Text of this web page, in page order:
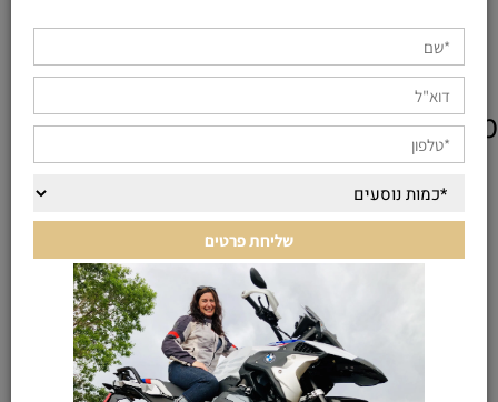
מוצרים אחרונים שנצפו
KEEP IN TOUCH
רוצים עוד פרטים? תשלחו לנו הודעה